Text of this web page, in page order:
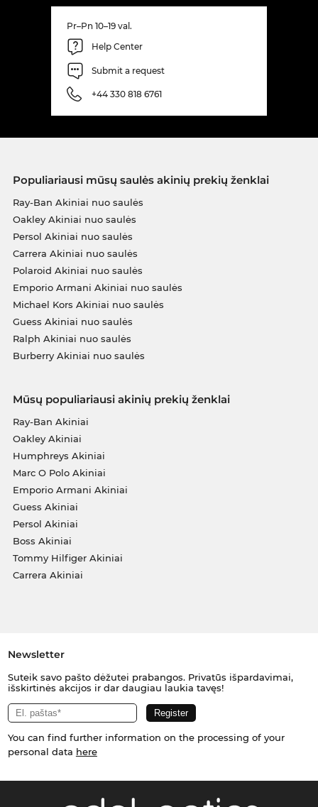
Pr–Pn 10–19 val.
Help Center
Submit a request
+44 330 818 6761
Populiariausi mūsų saulės akinių prekių ženklai
Ray-Ban Akiniai nuo saulės
Oakley Akiniai nuo saulės
Persol Akiniai nuo saulės
Carrera Akiniai nuo saulės
Polaroid Akiniai nuo saulės
Emporio Armani Akiniai nuo saulės
Michael Kors Akiniai nuo saulės
Guess Akiniai nuo saulės
Ralph Akiniai nuo saulės
Burberry Akiniai nuo saulės
Mūsų populiariausi akinių prekių ženklai
Ray-Ban Akiniai
Oakley Akiniai
Humphreys Akiniai
Marc O Polo Akiniai
Emporio Armani Akiniai
Guess Akiniai
Persol Akiniai
Boss Akiniai
Tommy Hilfiger Akiniai
Carrera Akiniai
Newsletter
Suteik savo pašto dėžutei prabangos. Privatūs išpardavimai,
išskirtinės akcijos ir dar daugiau laukia tavęs!
You can find further information on the processing of your
personal data here